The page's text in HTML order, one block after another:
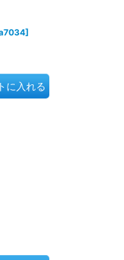
]
に入れる